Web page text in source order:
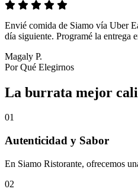
Envié comida de Siamo vía Uber
día siguiente. Programé la entrega
Magaly P.
Por Qué Elegirnos
La burrata mejor
01
Autenticidad y Sabor
En Siamo Ristorante, ofrecemos
02